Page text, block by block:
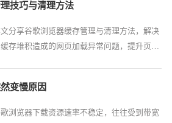
技巧与清理方法
分享谷歌浏览器缓存管理与清理方法，解决
缓存堆积造成的网页加载异常问题，提升页面
变慢原因
浏览器下载资源速率不稳定，往往受到带宽